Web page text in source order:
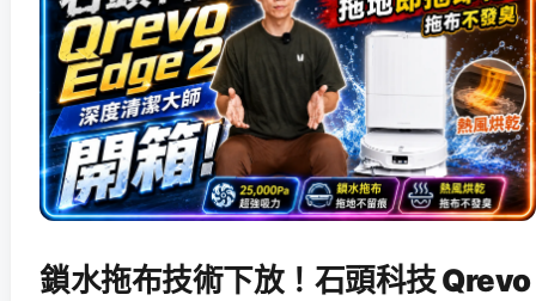
鎖水拖布技術下放！石頭科技 Qrevo